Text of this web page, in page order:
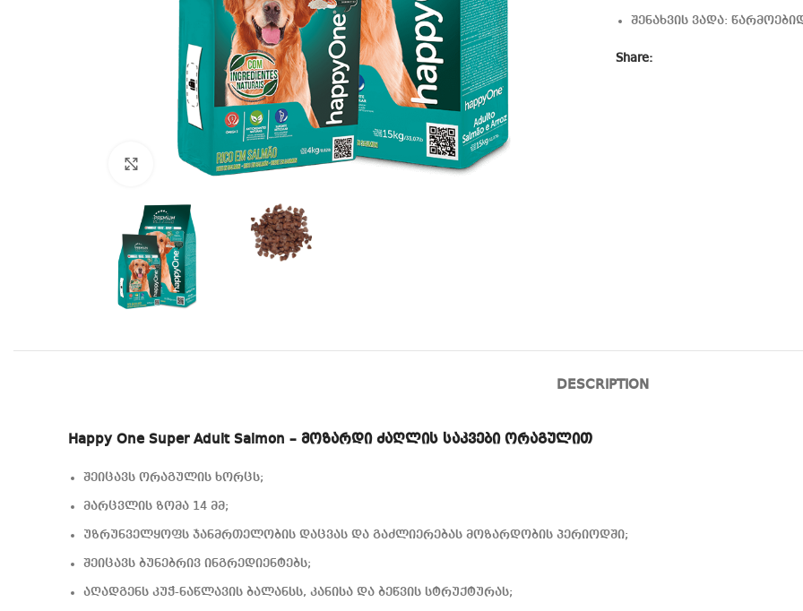
Click to enlarge
შენახვის ვადა:
Share:
DESCRIPTION
Happy One Super Adult Salmon – მოზარდი ძაღლის საკვები ორაგულით
შეიცავს ორაგულის ხორცს;
მარცვლის ზომა 14 მმ;
უზრუნველყოფს ჯანმრთელობის დაცვას და გაძლიერებას მოზარდობის პერიოდში;
შეიცავს ბუნებრივ ინგრედიენტებს;
აღადგენს კუჭ-ნაწლავის ბალანსს, კანისა და ბეწვის სტრუქტურას;